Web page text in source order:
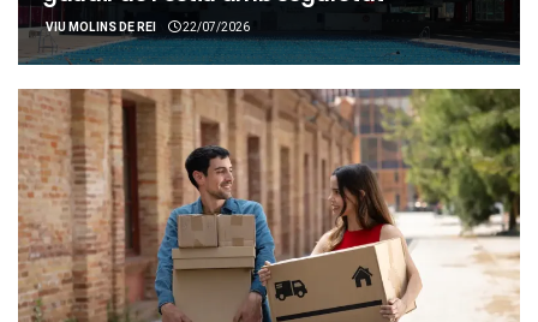
VIU MOLINS DE REI 22/07/2026